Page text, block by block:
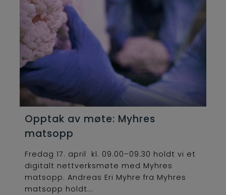
Opptak av møte: Myhres
matsopp
Fredag 17. april kl. 09.00–09.30 holdt vi et
digitalt nettverksmøte med Myhres
matsopp. Andreas Eri Myhre fra Myhres
matsopp holdt...